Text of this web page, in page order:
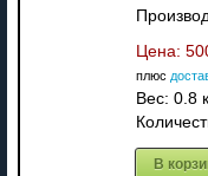
Цена:
плюс
Вес: 0.8
В